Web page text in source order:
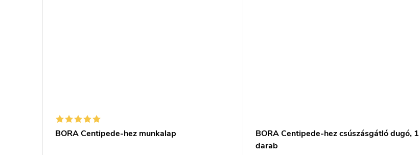
BORA Centipede-hez munkalap
BORA Centipede-hez csúszásgátló dugó, 1
darab